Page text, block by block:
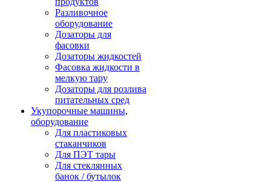
Разливочное
оборудование
Дозаторы для
фасовки
Дозаторы жидкостей
Фасовка жидкости в
мелкую тару
Дозаторы для розлива
питательных сред
Укупорочные машины,
оборудование
Для пластиковых
стаканчиков
Для ПЭТ тары
Для стеклянных
банок / бутылок